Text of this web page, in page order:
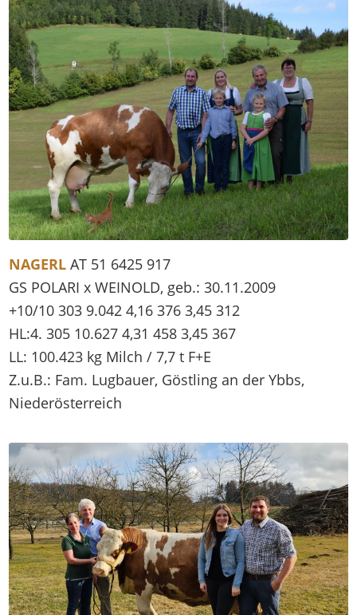
NAGERL AT 51 6425 917
GS POLARI x WEINOLD, geb.: 30.11.2009
+10/10 303 9.042 4,16 376 3,45 312
HL:4. 305 10.627 4,31 458 3,45 367
LL: 100.423 kg Milch / 7,7 t F+E
Z.u.B.: Fam. Lugbauer, Göstling an der Ybbs,
Niederösterreich